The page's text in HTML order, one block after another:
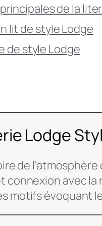
de la
lit de style Lodge
de style Lodge
Lodge
de
connexion avec
motifs évoquant